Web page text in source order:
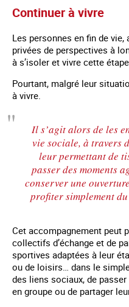
Continuer à vivre
Les personnes en fin de
privées de perspectives à
à s’isoler et vivre cette
Pourtant, malgré leur
à vivre.
Il s’agit alors de les
vie sociale, à travers
leur permettant de
passer des moments
conserver une
profiter simplement
Cet accompagnement peut
collectifs d’échange et de
sportives adaptées à leur
ou de loisirs… dans le
des liens sociaux, de
en groupe ou de partager